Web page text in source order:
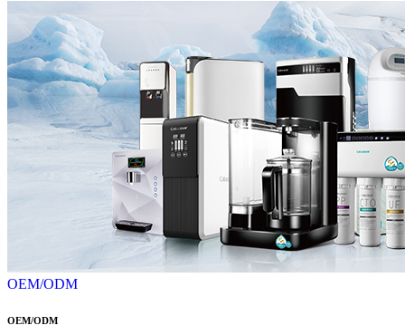
OEM/ODM
OEM/ODM